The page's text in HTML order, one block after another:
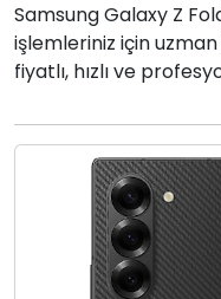
Samsung Galaxy Z
işlemleriniz için
fiyatlı, hızlı ve